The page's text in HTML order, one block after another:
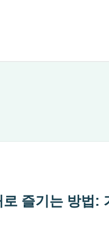
즐기는 방법: